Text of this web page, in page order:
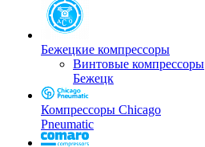
Бежецкие компрессоры
Винтовые компрессоры
Бежецк
Компрессоры Chicago
Pneumatic